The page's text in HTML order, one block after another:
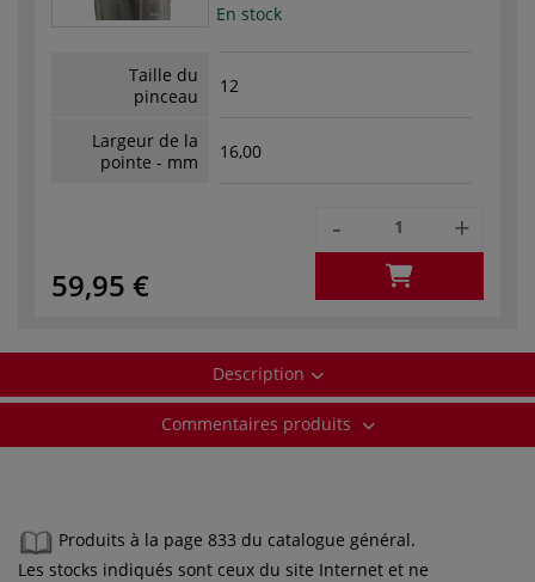
En stock
Taille du
pinceau
12
Largeur de la
pointe - mm
16,00
59,95 €
- +
Description
Commentaires produits
Produits à la page 833 du catalogue général.
Les stocks indiqués sont ceux du site Internet et ne